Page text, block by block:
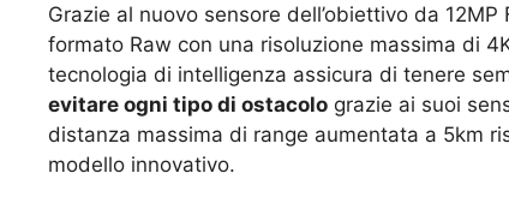
Grazie al nuovo sensore dell’obiettivo da
formato Raw con una risoluzione massima di
tecnologia di intelligenza assicura di tenere
evitare ogni tipo di ostacolo grazie ai suoi
distanza massima di range aumentata a 5km
modello innovativo.